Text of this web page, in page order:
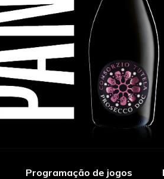
Programação de jogos